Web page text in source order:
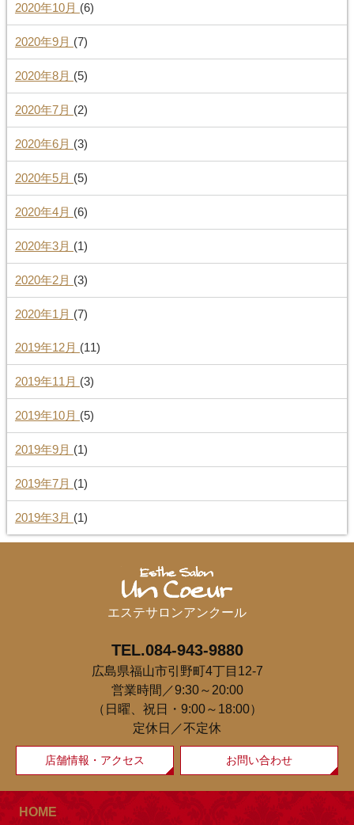
2020年10月 (6)
2020年9月 (7)
2020年8月 (5)
2020年7月 (2)
2020年6月 (3)
2020年5月 (5)
2020年4月 (6)
2020年3月 (1)
2020年2月 (3)
2020年1月 (7)
2019年12月 (11)
2019年11月 (3)
2019年10月 (5)
2019年9月 (1)
2019年7月 (1)
2019年3月 (1)
エステサロンアンクール
TEL.084-943-9880
広島県福山市引野町4丁目12-7
営業時間／9:30～20:00
（日曜、祝日・9:00～18:00）
定休日／不定休
店舗情報・アクセス お問い合わせ
HOME